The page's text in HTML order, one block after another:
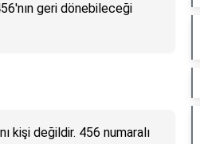
geri dönebileceği
kişi değildir. 456 numaralı